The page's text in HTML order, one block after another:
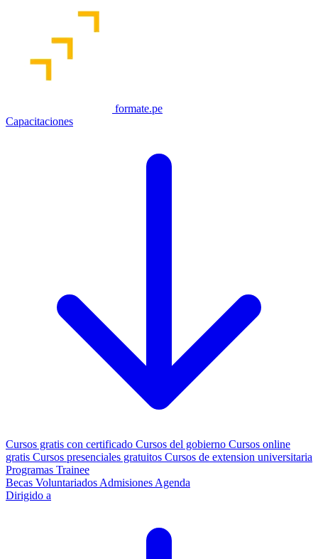
formate.pe
Capacitaciones
Cursos gratis con certificado Cursos del gobierno Cursos online
gratis Cursos presenciales gratuitos Cursos de extension universitaria
Programas Trainee
Becas Voluntariados Admisiones Agenda
Dirigido a